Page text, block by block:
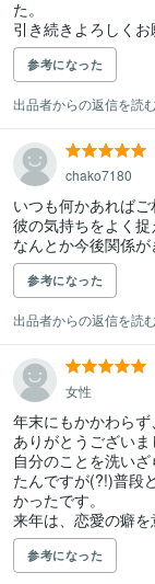
た。
引き続きよろしくお
参考になった
出品者からの返信を読
chako7180
いつも何かあればご
彼の気持ちをよく捉
なんとか今後関係
参考になった
出品者からの返信を読
女性
年末にもかかわらず
ありがとうございま
自分のことを洗い
たんですが(?!)普段
かったです。
来年は、恋愛の癖
参考になった